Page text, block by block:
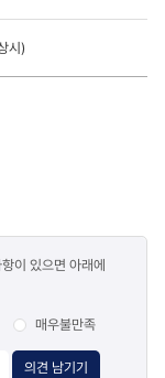
시)
이 있으면 아래에
매우불만족
의견 남기기